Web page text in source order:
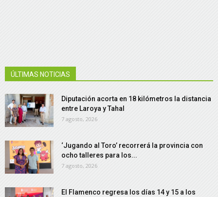
ÚLTIMAS NOTICIAS
Diputación acorta en 18 kilómetros la distancia
entre Laroya y Tahal
7 agosto, 2026
‘Jugando al Toro’ recorrerá la provincia con
ocho talleres para los...
7 agosto, 2026
El Flamenco regresa los días 14 y 15 a los